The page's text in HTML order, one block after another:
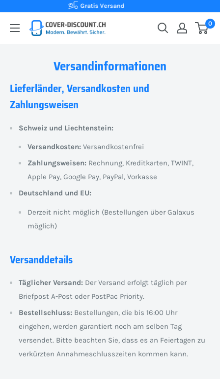
Inhalt
Kauf auf Rechnung
Cover-
Onlineshop
Schweiz
zum
besten
Preis
0
Versandinformationen
Lieferländer, Versandkosten und
Zahlungsweisen
Schweiz und Liechtenstein:
Versandkosten: Versandkostenfrei
Zahlungsweisen: Rechnung, Kreditkarten, TWINT,
Apple Pay, Google Pay, PayPal, Vorkasse
Deutschland und EU:
Derzeit nicht möglich (Bestellungen über Galaxus
möglich)
Versanddetails
Täglicher Versand: Der Versand erfolgt täglich per
Briefpost A-Post oder PostPac Priority.
Bestellschluss: Bestellungen, die bis 16:00 Uhr
eingehen, werden garantiert noch am selben Tag
versendet. Bitte beachten Sie, dass es an Feiertagen zu
verkürzten Annahmeschlusszeiten kommen kann.